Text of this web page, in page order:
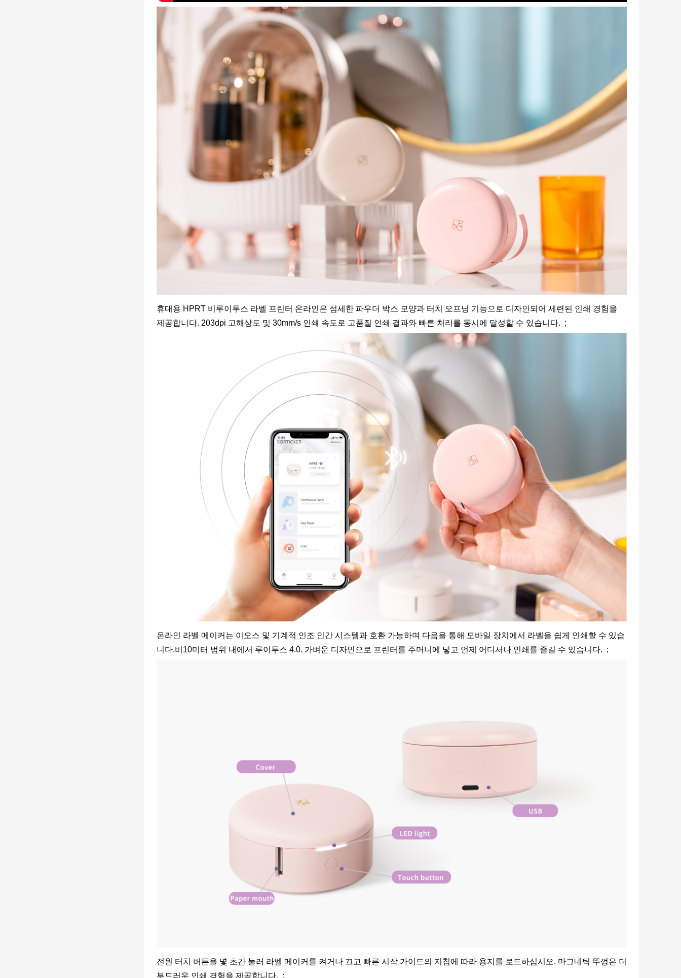
휴대용 HPRT 비 루이투스 라벨 프린터 온라인은 섬세한 파우더 박스 모양과 터치 오프닝 기능으로 디자인되어 세련된 인쇄 경험을
제공합니다. 203dpi 고해상도 및 30mm/s 인쇄 속도로 고품질 인쇄 결과와 빠른 처리를 동시에 달성할 수 있습니다. ;
온라인 라벨 메이커는 이오스 및 기계적 인조 인간 시스템과 호환 가능하며 다음을 통해 모바일 장치에서 라벨을 쉽게 인쇄할 수 있습
니다.비 10미터 범위 내에서 루이투스 4.0. 가벼운 디자인으로 프린터를 주머니에 넣고 언제 어디서나 인쇄를 즐길 수 있습니다. ;
전원 터치 버튼을 몇 초간 눌러 라벨 메이커를 켜거나 끄고 빠른 시작 가이드의 지침에 따라 용지를 로드하십시오. 마그네틱 뚜껑은 더
부드러운 인쇄 경험을 제공합니다. ;